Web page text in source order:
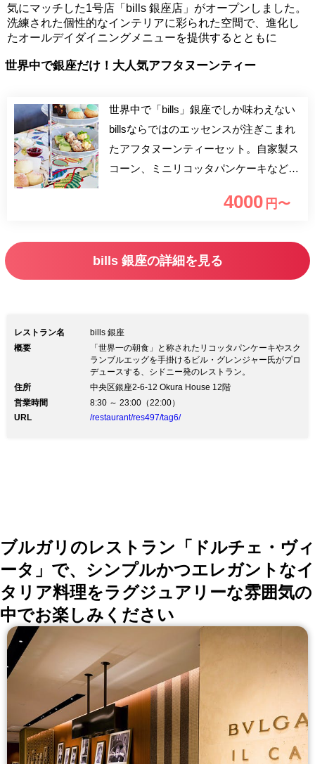
気にマッチした1号店「bills 銀座店」がオープンしました。
洗練された個性的なインテリアに彩られた空間で、進化し
たオールデイダイニングメニューを提供するとともに
世界中で銀座だけ！大人気アフタヌーンティー
世界中で「bills」銀座でしか味わえない
billsならではのエッセンスが注ぎこまれ
たアフタヌーンティーセット。自家製ス
コーン、ミニリコッタパンケーキなど、
4000 円〜
bills 銀座の詳細を見る
レストラン名
bills 銀座
概要
「世界一の朝食」と称されたリコッタパンケーキやスク
ランブルエッグを手掛けるビル・グレンジャー氏がプロ
デュースする、シドニー発のレストラン。
住所
中央区銀座2-6-12 Okura House 12階
営業時間
8:30 ～ 23:00（22:00）
URL
/restaurant/res497/tag6/
ブルガリのレストラン「ドルチェ・ヴィ
ータ」で、シンプルかつエレガントなイ
タリア料理をラグジュアリーな雰囲気の
中でお楽しみください